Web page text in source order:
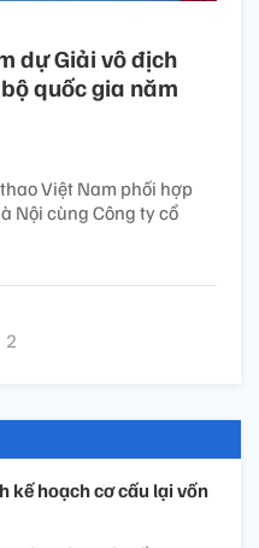
dự Giải vô địch
quốc gia năm
Việt Nam phối hợp
Nội cùng Công ty cổ
2
kế hoạch cơ cấu lại vốn